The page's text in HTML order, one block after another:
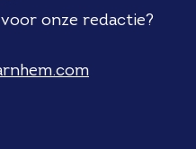
onze redactie?